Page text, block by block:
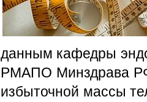
данным кафедры
РМАПО Минздрава
избыточной массы